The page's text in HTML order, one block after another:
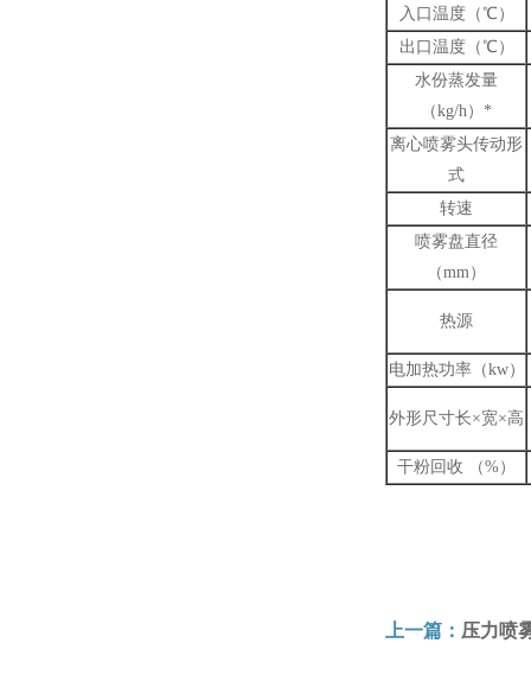
入口温度（℃）
出口温度（℃）
水份蒸发量
（kg/h）*
离心喷雾头传动形
式
转速
喷雾盘直径
（mm）
热源
电加热功率（kw）
外形尺寸长×宽×高
干粉回收 （%）
上一篇： 压力喷